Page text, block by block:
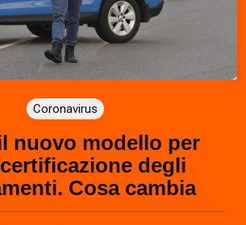
Coronavirus
nuovo modello per
degli
Cosa cambia